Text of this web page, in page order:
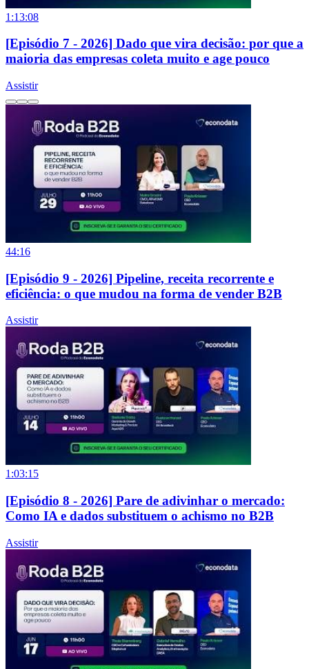
1:13:08
[Episódio 7 - 2026] Dado que vira decisão: por que a
maioria das empresas coleta muito e age pouco
Assistir
44:16
[Episódio 9 - 2026] Pipeline, receita recorrente e
eficiência: o que mudou na forma de vender B2B
Assistir
1:03:15
[Episódio 8 - 2026] Pare de adivinhar o mercado:
Como IA e dados substituem o achismo no B2B
Assistir